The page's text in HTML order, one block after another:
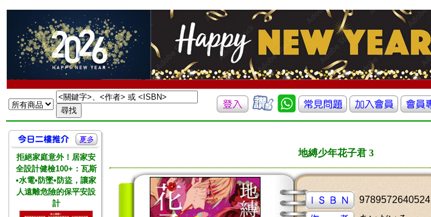
拒絕家庭意外！居家安
全設計健檢100+：瓦斯
•水電•防墜•防盜，讓家
人遠離危險的保平安設
計
地縛少年花子君 3
9789572640524